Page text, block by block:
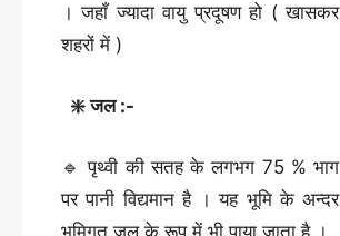
। जहाँ ज्यादा वायु प्रदूषण हो ( खासकर
शहरों में )
❇️ जल :-
🔹 पृथ्वी की सतह के लगभग 75 % भाग
पर पानी विद्यमान है । यह भूमि के अन्दर
भूमिगत जल के रूप में भी पाया जाता है ।